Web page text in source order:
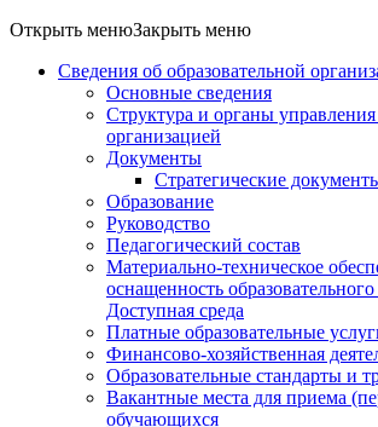
Открыть менюЗакрыть меню
Сведения об образовательной
Основные сведения
Структура и органы управления
организацией
Документы
Стратегические
Образование
Руководство
Педагогический состав
Материально-техническое
оснащенность
Доступная среда
Платные образовательные
Финансово-хозяйственная
Образовательные стандарты и
Вакантные места для приема
обучающихся